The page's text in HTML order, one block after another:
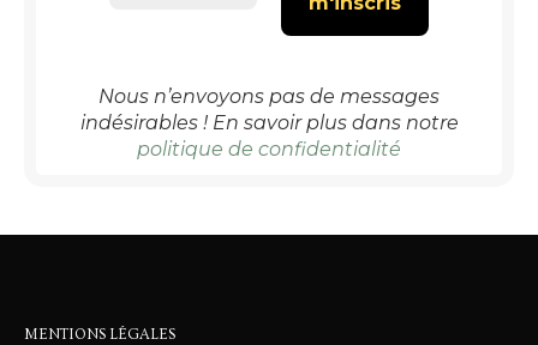
Nous n’envoyons pas de messages
indésirables ! En savoir plus dans notre
politique de confidentialité
MENTIONS LÉGALES